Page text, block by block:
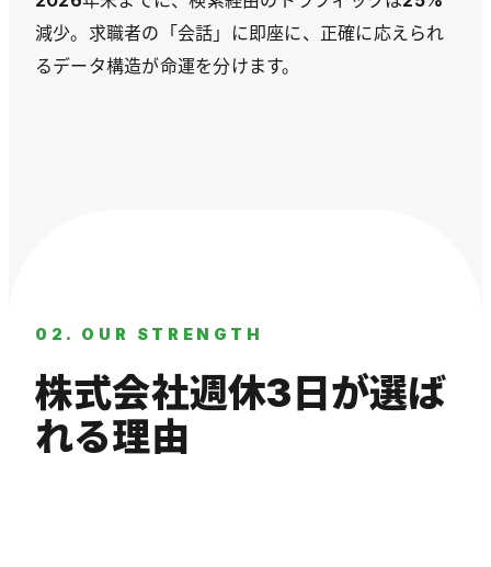
減少。求職者の「会話」に即座に、正確に応えられ
るデータ構造が命運を分けます。
02. OUR STRENGTH
株式会社週休3日が選ば
れる理由